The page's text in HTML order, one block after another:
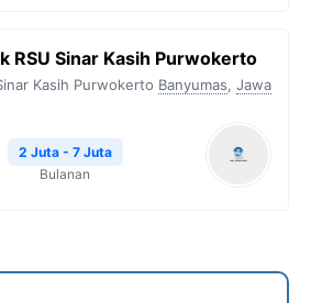
RSU Sinar Kasih Purwokerto
Kasih Purwokerto Banyumas, Jawa
2 Juta - 7 Juta
Bulanan